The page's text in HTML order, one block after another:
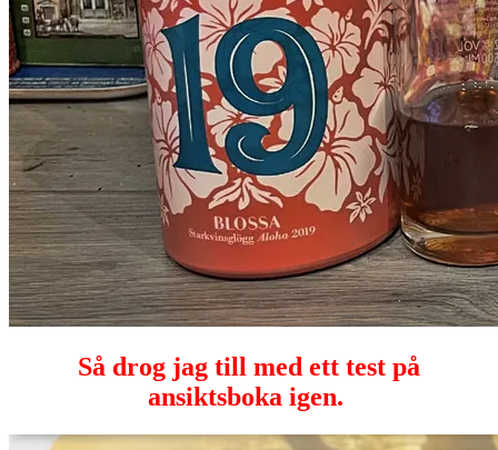
Så drog jag till med ett test på
ansiktsboka igen.